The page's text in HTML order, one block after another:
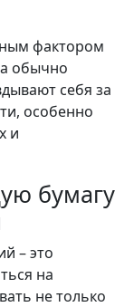
фактором
обычно
себя за
особенно
и
бумагу
– это
на
не только